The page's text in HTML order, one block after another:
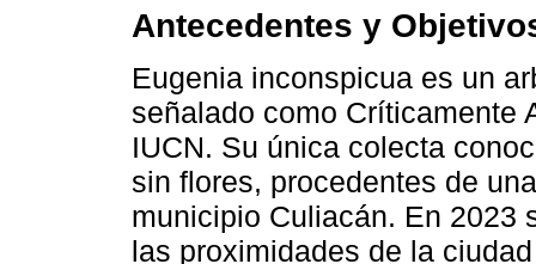
Antecedentes y
Eugenia inconspicua es un
señalado como Críticamente
IUCN. Su única colecta
sin flores, procedentes de
municipio Culiacán. En 2023
las proximidades de la